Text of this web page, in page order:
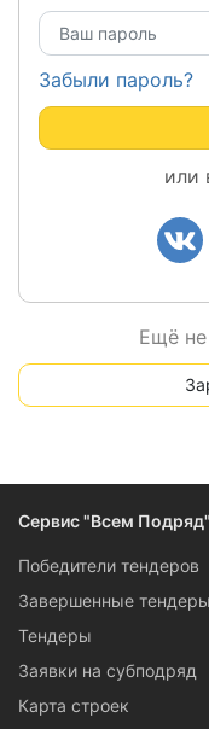
Забыли пароль?
или
Ещё не
Сервис "Всем Подряд"
Победители тендеров
Завершенные тендеры
Тендеры
Заявки на субподряд
Карта строек